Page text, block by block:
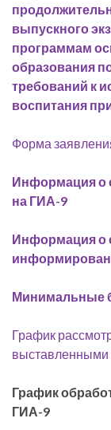
выпускного
программам
образования
требований к
воспитания
Форма
Информация о
на ГИА-9
Информация о
Минимальные
График
выставленными
График
ГИА-9